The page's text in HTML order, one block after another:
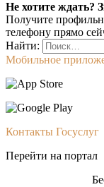
Не хотите ждать?
Получите
телефону прямо
Найти:
Мобильное
Контакты Госуслуг
Перейти на портал